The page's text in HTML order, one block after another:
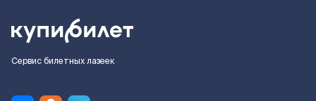
Сервис билетных лазеек